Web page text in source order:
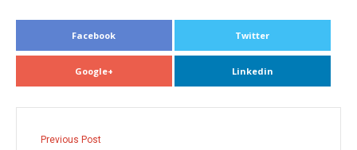
Facebook Twitter
Google+ Linkedin
Previous Post